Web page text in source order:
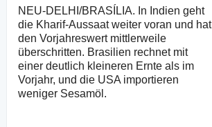
NEU-DELHI/BRASÍLIA. In Indien geht
die Kharif-Aussaat weiter voran und hat
den Vorjahreswert mittlerweile
überschritten. Brasilien rechnet mit
einer deutlich kleineren Ernte als im
Vorjahr, und die USA importieren
weniger Sesamöl.